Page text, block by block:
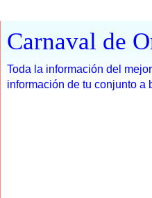
Carnaval de
Toda la información del
información de tu conjunto a